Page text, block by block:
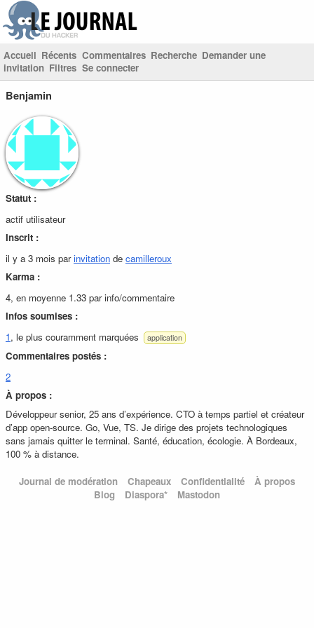
Accueil Récents Commentaires Recherche Demander une
invitation Filtres Se connecter
Benjamin
Statut :
actif utilisateur
Inscrit :
il y a 3 mois parinvitation de camilleroux
Karma :
4, en moyenne 1.33 par info/commentaire
Infos soumises :
1, le plus couramment marquées application
Commentaires postés :
2
À propos :
Développeur senior, 25 ans d’expérience. CTO à temps partiel et créateur
d’app open-source. Go, Vue, TS. Je dirige des projets technologiques
sans jamais quitter le terminal. Santé, éducation, écologie. À Bordeaux,
100 % à distance.
Journal de modération Chapeaux Confidentialité
À propos
Blog
Diaspora* Mastodon